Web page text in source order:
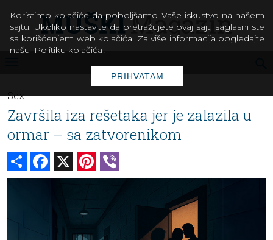
Sex
Završila iza rešetaka jer je zalazila u
ormar – sa zatvorenikom
Share Facebook Pinterest
Koristimo kolačiće da poboljšamo Vaše iskustvo na našem
sajtu. Ukoliko nastavite da pretražujete ovaj sajt, saglasni ste
sa korišćenjem web kolačića. Za više informacija pogledajte
našu Politiku kolačića .
PRIHVATAM